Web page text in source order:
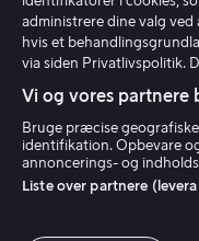
administrere dine valg ved
hvis et
via siden Privatlivspolitik.
Vi og vores partnere
Bruge præcise
identifikation. Opbevare
annoncerings- og
Liste over partnere